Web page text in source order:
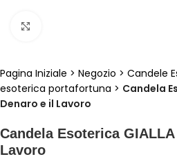
Pagina Iniziale > Negozio > Candele
esoterica portafortuna > Candela
Denaro e il Lavoro
Candela Esoterica
Lavoro